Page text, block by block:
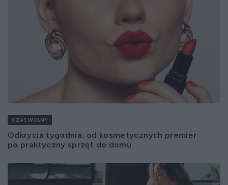
CZAS WOLNY
Odkrycia tygodnia: od kosmetycznych premier
po praktyczny sprzęt do domu